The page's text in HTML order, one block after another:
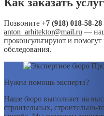
Позвоните +7 (918) 018-58-28
anton_arhitektor@mail.ru —
проконсультируют и
обследования.
Нужна помощь эксперта?
Наше бюро выполняет на
строительных, строительно-